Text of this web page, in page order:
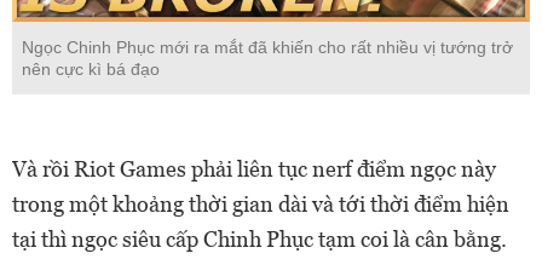
Ngọc Chinh Phục mới ra mắt đã khiến cho rất nhiều vị tướng trở
nên cực kì bá đạo
Và rồi Riot Games phải liên tục nerf điểm ngọc này
trong một khoảng thời gian dài và tới thời điểm hiện
tại thì ngọc siêu cấp Chinh Phục tạm coi là cân bằng.